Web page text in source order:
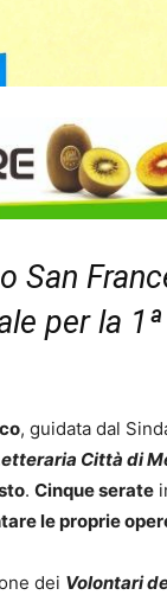
San
per la
, guidata dal
Città di
. Cinque serate
le proprie
dei Volontari